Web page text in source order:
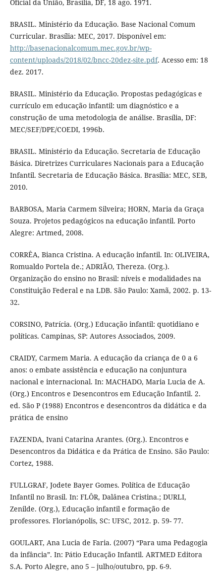
Oficial da União, Brasília, DF, 18 ago. 1971.
BRASIL. Ministério da Educação. Base Nacional Comum
Curricular. Brasília: MEC, 2017. Disponível em:
http://basenacionalcomum.mec.gov.br/wp-
content/uploads/2018/02/bncc-20dez-site.pdf. Acesso em: 18
dez. 2017.
BRASIL. Ministério da Educação. Propostas pedagógicas e
currículo em educação infantil: um diagnóstico e a
construção de uma metodologia de análise. Brasília, DF:
MEC/SEF/DPE/COEDI, 1996b.
BRASIL. Ministério da Educação. Secretaria de Educação
Básica. Diretrizes Curriculares Nacionais para a Educação
Infantil. Secretaria de Educação Básica. Brasília: MEC, SEB,
2010.
BARBOSA, Maria Carmem Silveira; HORN, Maria da Graça
Souza. Projetos pedagógicos na educação infantil. Porto
Alegre: Artmed, 2008.
CORRÊA, Bianca Cristina. A educação infantil. In: OLIVEIRA,
Romualdo Portela de.; ADRIÃO, Thereza. (Org.).
Organização do ensino no Brasil: níveis e modalidades na
Constituição Federal e na LDB. São Paulo: Xamã, 2002. p. 13-
32.
CORSINO, Patrícia. (Org.) Educação infantil: quotidiano e
políticas. Campinas, SP: Autores Associados, 2009.
CRAIDY, Carmem Maria. A educação da criança de 0 a 6
anos: o embate assistência e educação na conjuntura
nacional e internacional. In: MACHADO, Maria Lucia de A.
(Org.) Encontros e Desencontros em Educação Infantil. 2.
ed. São P (1988) Encontros e desencontros da didática e da
prática de ensino
FAZENDA, Ivani Catarina Arantes. (Org.). Encontros e
Desencontros da Didática e da Prática de Ensino. São Paulo:
Cortez, 1988.
FULLGRAF, Jodete Bayer Gomes. Política de Educação
Infantil no Brasil. In: FLÔR, Dalânea Cristina.; DURLI,
Zenilde. (Org.), Educação infantil e formação de
professores. Florianópolis, SC: UFSC, 2012. p. 59- 77.
GOULART, Ana Lucia de Faria. (2007) “Para uma Pedagogia
da infância”. In: Pátio Educação Infantil. ARTMED Editora
S.A. Porto Alegre, ano 5 – julho/outubro, pp. 6-9.